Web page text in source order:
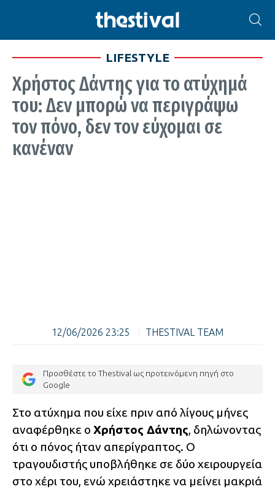
LIFESTYLE
Χρήστος Δάντης για το ατύχημά
του: Δεν μπορώ να περιγράψω
τον πόνο, δεν τον εύχομαι σε
κανέναν
12/06/2026 23:25 THESTIVAL TEAM
Προσθέστε το Thestival ως προτεινόμενη πηγή στο
Google
Στo ατύχημα που είχε πριν από λίγους μήνες
αναφέρθηκε ο Χρήστος Δάντης, δηλώνοντας
ότι ο πόνος ήταν απερίγραπτος. Ο
τραγουδιστής υποβλήθηκε σε δύο χειρουργεία
στο χέρι του, ενώ χρειάστηκε να μείνει μακριά